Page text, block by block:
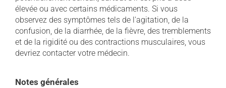
élevée ou avec certains médicaments. Si vous
observez des symptômes tels de l'agitation, de la
confusion, de la diarrhée, de la fièvre, des tremblements
et de la rigidité ou des contractions musculaires, vous
devriez contacter votre médecin.
Notes générales